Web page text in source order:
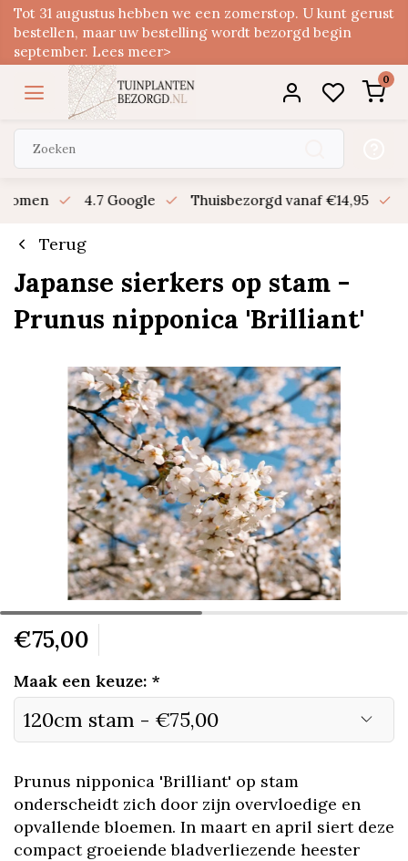
Tot 31 augustus hebben we een zomerstop. U kunt gerust
bestellen, maar uw bestelling wordt bezorgd begin
september. Lees meer>
0
4.7 Google Thuisbezorgd vanaf €14,95
Terug
Japanse sierkers op stam -
Prunus nipponica 'Brilliant'
€75,00
Maak een keuze: *
Prunus nipponica 'Brilliant' op stam
onderscheidt zich door zijn overvloedige en
opvallende bloemen. In maart en april siert deze
compact groeiende bladverliezende heester